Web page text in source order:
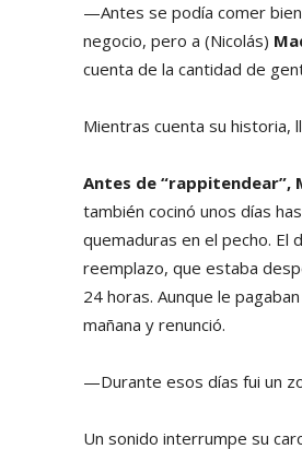
—Antes se podía comer
negocio, pero a (Nicolás)
cuenta de la cantidad de
Mientras cuenta su historia,
Antes de “rappitendear”,
también cocinó unos días
quemaduras en el pecho. El
reemplazo, que estaba
24 horas. Aunque le pagaban
mañana y renunció.
—Durante esos días fui un
Un sonido interrumpe su